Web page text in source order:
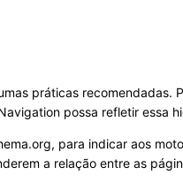
práticas recomendadas.
possa refletir essa
para indicar aos
a relação entre as